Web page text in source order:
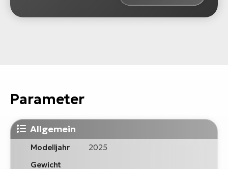
Parameter
Allgemein
Modelljahr
2025
Gewicht